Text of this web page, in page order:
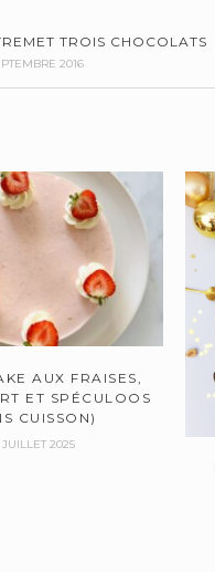
TROIS CHOCOLATS
2016
AUX FRAISES,
ET SPÉCULOOS
CUISSON)
JUILLET 2025